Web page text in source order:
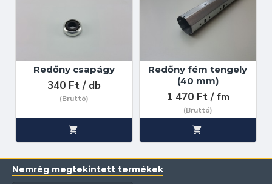
Redőny csapágy
340 Ft / db
(Bruttó)
Redőny fém tengely
(40 mm)
1 470 Ft / fm
(Bruttó)
Nemrég megtekintett termékek